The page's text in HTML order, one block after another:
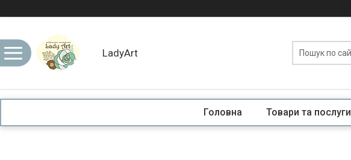
LadyArt
Головна Товари та послуги